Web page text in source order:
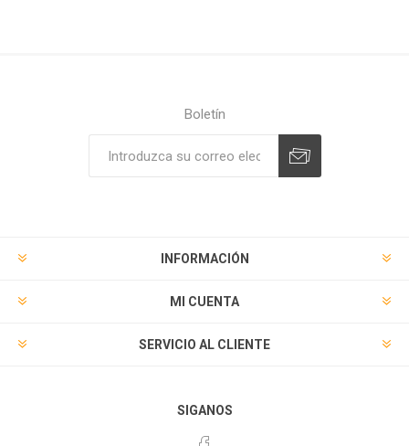
Boletín
INFORMACIÓN
MI CUENTA
SERVICIO AL CLIENTE
SIGANOS